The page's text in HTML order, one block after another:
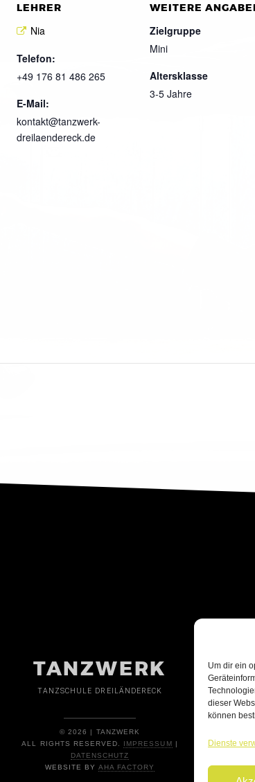
Um dir ein
dieser
können
Dienste
LEHRER
Nia
Telefon:
+49 176 81 486 265
E-Mail:
kontakt@tanzwerk-
dreilaendereck.de
WEITERE
Zielgruppe
Mini
Altersklasse
3-5 Jahre
TANZWERK
TANZSCHULE DREILÄNDERECK
© 2026 | TANZWERK
ALL RIGHTS RESERVED. IMPRESSUM |
DATENSCHUTZ
WEBSITE BY AHA FACTORY